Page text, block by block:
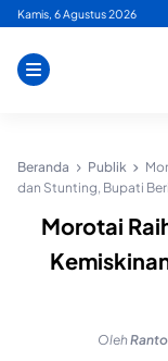
Skip
content
Kamis, 6 Agustus 2026
Beranda Publik
dan Stunting, Bupati
Morotai
Oleh